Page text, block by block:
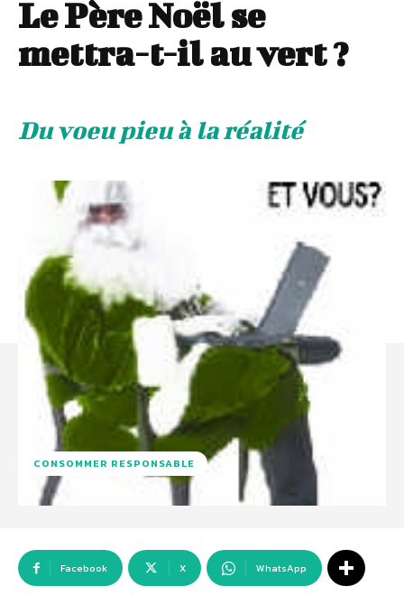
Le Père Noël se
mettra-t-il au vert ?
Du voeu pieu à la réalité
CONSOMMER RESPONSABLE
Facebook X WhatsApp